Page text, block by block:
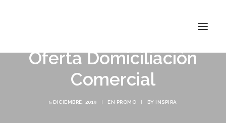
INSPIRA ATOCHA
Oferta Domiciliación
Comercial
5 DICIEMBRE, 2019 | EN PROMO | BY INSPIRA